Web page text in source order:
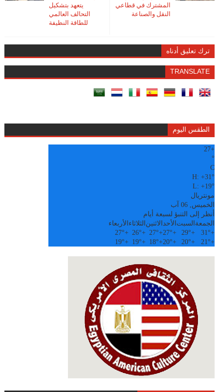
يتعهد بتشكيل
التحالف العالمي
للطاقة النظيفة
المشترك في قطاعي
النقل والصناعة
ترك تعليق أدناه
TRANSLATE
الطقس اليوم
+
27
°
C
H:+31°
L:+19°
مونتريال
الخميس, 06 آب
أنظر إلى التنبؤ لسبعة أيام
الجمعة السبت الأحدالاثنين الثلاثاء الأربعاء
+
31°
+
29°
+
27°
+
27°
+
26°
+
27°
+
21°
+
20°
+
20°
+
18°
+
19°
+
19°